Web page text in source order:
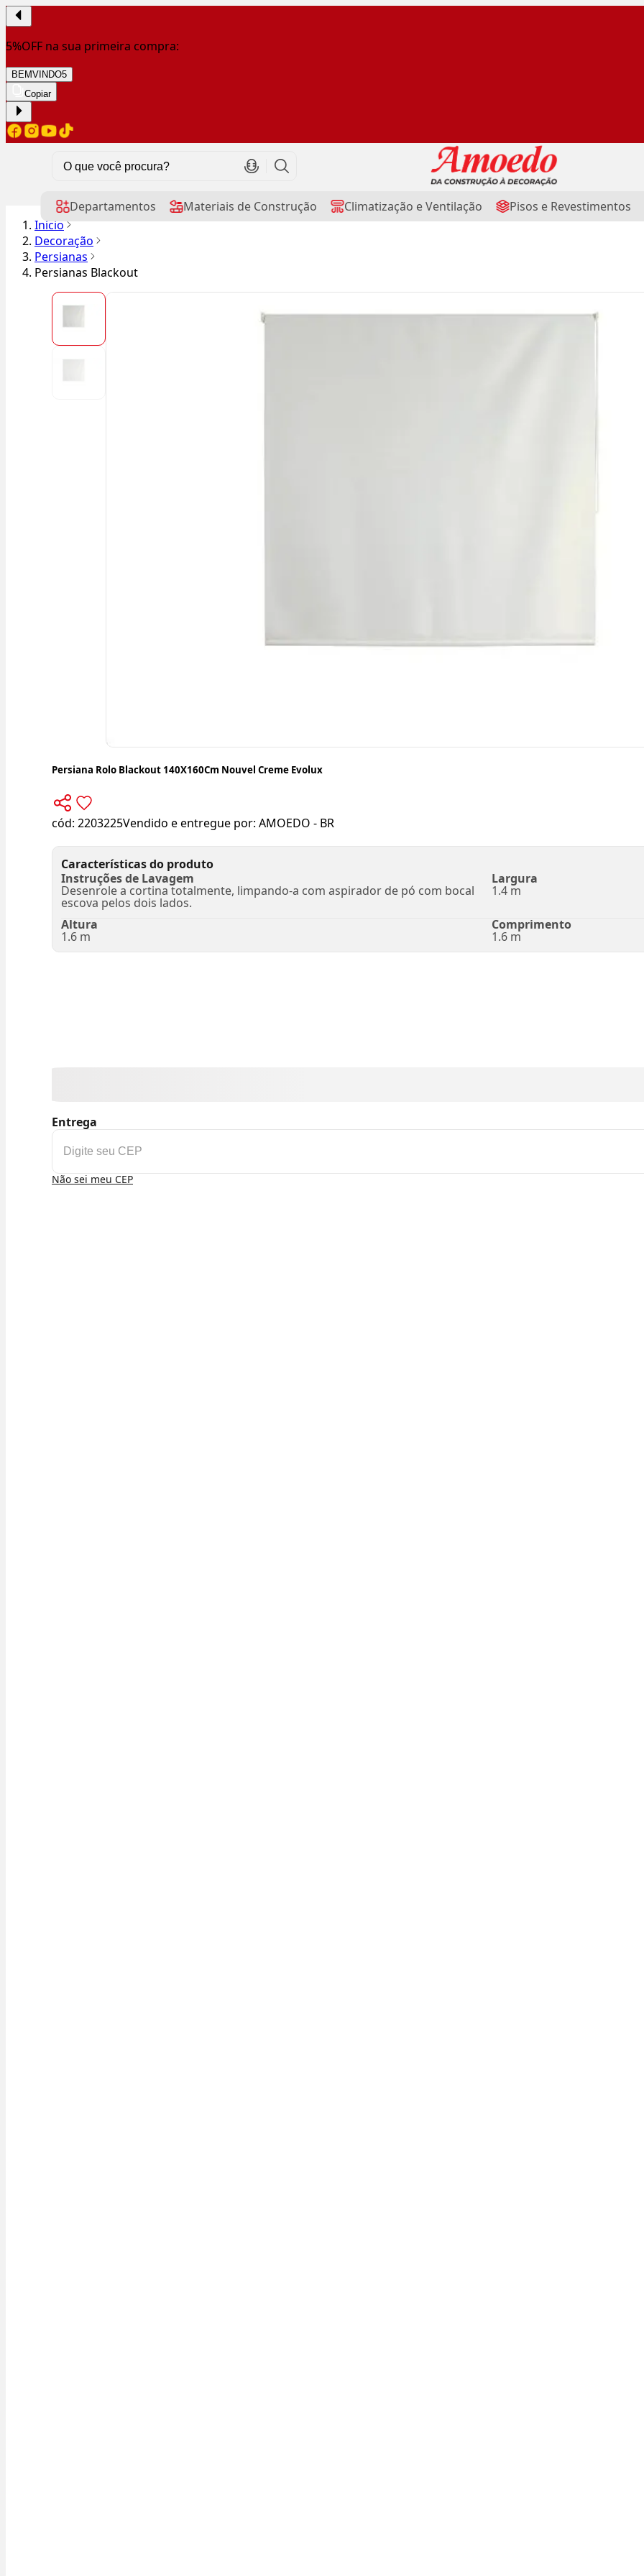
5%OFF na sua primeira compra:
BEMVINDO5
Copiar
Departamentos Materiais de Construção Climatização e Ventilação Pisos e Revestimentos
Início
Decoração
Persianas
Persianas Blackout
Persiana Rolo Blackout 140X160Cm Nouvel Creme Evolux
cód: 2203225Vendido e entregue por: AMOEDO - BR
Características do produto
Instruções de Lavagem
Desenrole a cortina totalmente, limpando-a com aspirador de pó com bocal
escova pelos dois lados.
Largura
1.4 m
Altura
1.6 m
Comprimento
1.6 m
Entrega
Não sei meu CEP